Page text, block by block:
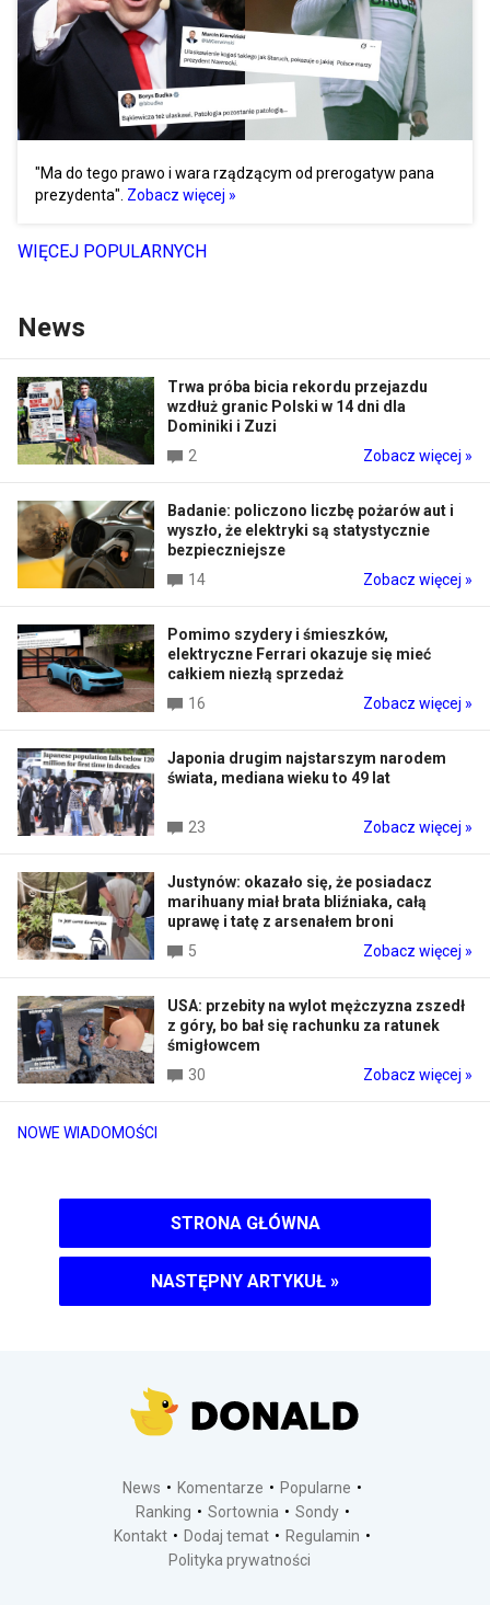
"Ma do tego prawo i wara rządzącym od prerogatyw pana
prezydenta". Zobacz więcej »
WIĘCEJ POPULARNYCH
News
NOWE WIADOMOŚCI
Trwa próba bicia rekordu przejazdu
wzdłuż granic Polski w 14 dni dla
Dominiki i Zuzi
2
Zobacz więcej »
Badanie: policzono liczbę pożarów aut i
wyszło, że elektryki są statystycznie
bezpieczniejsze
14
Zobacz więcej »
Pomimo szydery i śmieszków,
elektryczne Ferrari okazuje się mieć
całkiem niezłą sprzedaż
16
Zobacz więcej »
Japonia drugim najstarszym narodem
świata, mediana wieku to 49 lat
23 Zobacz więcej »
Justynów: okazało się, że posiadacz
marihuany miał brata bliźniaka, całą
uprawę i tatę z arsenałem broni
5
Zobacz więcej »
USA: przebity na wylot mężczyzna zszedł
z góry, bo bał się rachunku za ratunek
śmigłowcem
30
Zobacz więcej »
STRONA GŁÓWNA
NASTĘPNY ARTYKUŁ »
News Komentarze
Popularne
Ranking
Sortownia
Sondy
Kontakt
Dodaj temat
Regulamin
Polityka prywatności